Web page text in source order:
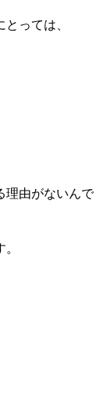
っては、
理由がないんで